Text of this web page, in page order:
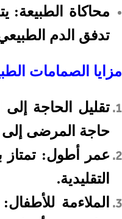
محاكاة الطبيعة:
تدفق الدم
مزايا الصمامات
تقليل الحاجة
حاجة المرضى إلى
عمر أطول: تمتاز
التقليدية.
الملاءمة